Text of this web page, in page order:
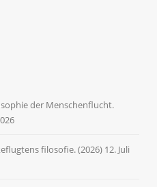
der Menschenflucht.
filosofie. (2026) 12. Juli